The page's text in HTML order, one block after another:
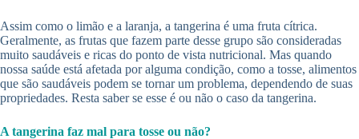
Assim como o limão e a laranja, a tangerina é uma fruta cítrica.
Geralmente, as frutas que fazem parte desse grupo são consideradas
muito saudáveis e ricas do ponto de vista nutricional. Mas quando
nossa saúde está afetada por alguma condição, como a tosse, alimentos
que são saudáveis podem se tornar um problema, dependendo de suas
propriedades. Resta saber se esse é ou não o caso da tangerina.
A tangerina faz mal para tosse ou não?